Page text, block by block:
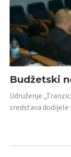
Budžetski
Udruženje
sredstava